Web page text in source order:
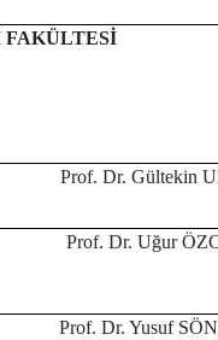
Prof. Dr. Gültekin
Prof. Dr. Uğur
Prof. Dr. Yusuf